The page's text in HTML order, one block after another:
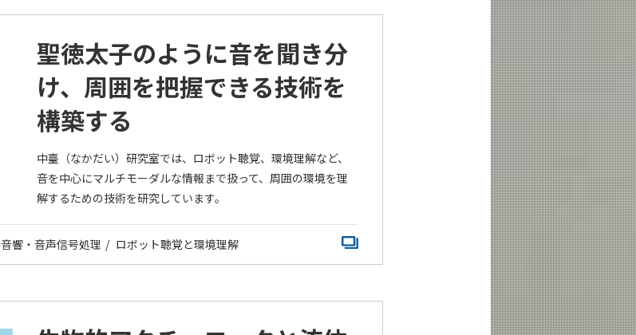
聖徳太子のように音を聞き分
け、周囲を把握できる技術を
構築する
中臺（なかだい）研究室では、ロボット聴覚、環境理解など、
音を中心にマルチモーダルな情報まで扱って、周囲の環境を理
解するための技術を研究しています。
音響・音声信号処理 ロボット聴覚と環境理解